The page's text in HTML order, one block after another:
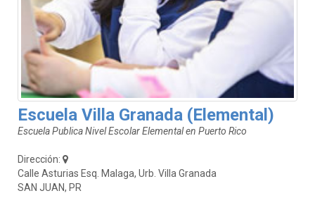
Escuela Villa Granada (Elemental)
Escuela Publica Nivel Escolar Elemental en Puerto Rico
Dirección:
Calle Asturias Esq. Malaga, Urb. Villa Granada
SAN JUAN, PR